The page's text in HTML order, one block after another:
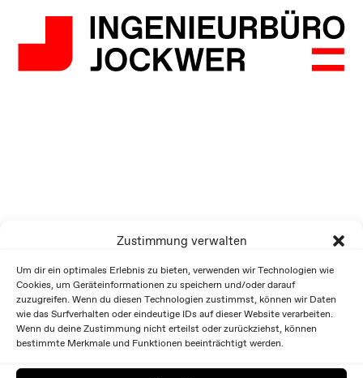
Zustimmung verwalten
Um dir ein optimales Erlebnis zu bieten, verwenden wir Technologien wie
Cookies, um Geräteinformationen zu speichern und/oder darauf
zuzugreifen. Wenn du diesen Technologien zustimmst, können wir Daten
wie das Surfverhalten oder eindeutige IDs auf dieser Website verarbeiten.
Wenn du deine Zustimmung nicht erteilst oder zurückziehst, können
bestimmte Merkmale und Funktionen beeinträchtigt werden.